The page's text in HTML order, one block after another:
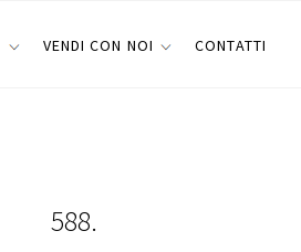
VENDI CON NOI CONTATTI
588